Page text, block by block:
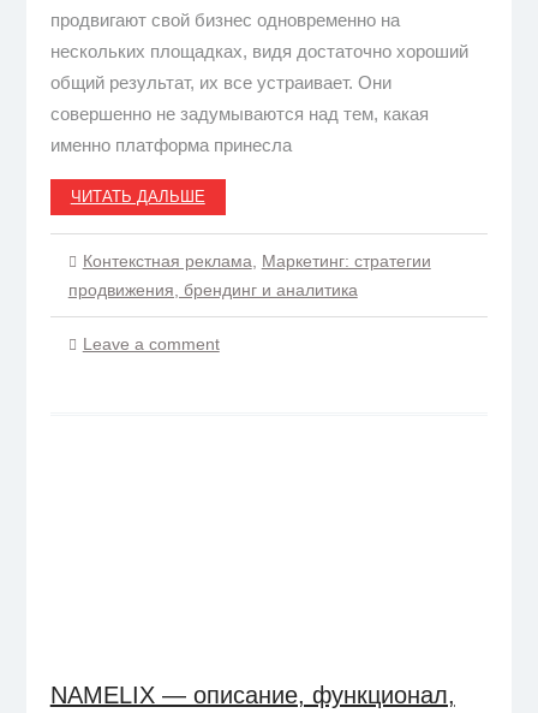
продвигают свой бизнес одновременно на
нескольких площадках, видя достаточно хороший
общий результат, их все устраивает. Они
совершенно не задумываются над тем, какая
именно платформа принесла
ЧИТАТЬ ДАЛЬШЕ
Контекстная реклама
Маркетинг: стратегии
продвижения, брендинг и аналитика
Leave a comment
NAMELIX — описание, функционал,